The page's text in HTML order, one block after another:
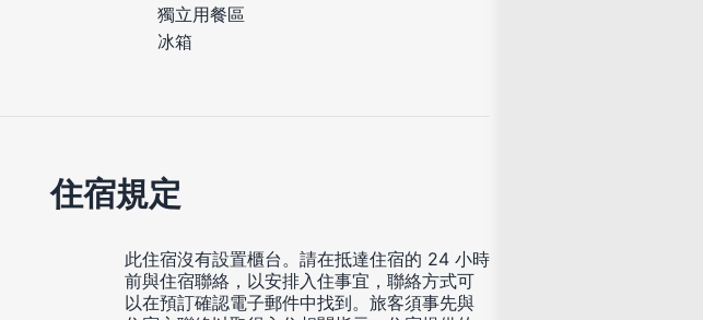
獨立用餐區
冰箱
住宿規定
此住宿沒有設置櫃台。請在抵達住宿的 24 小時
前與住宿聯絡，以安排入住事宜，聯絡方式可
以在預訂確認電子郵件中找到。旅客須事先與